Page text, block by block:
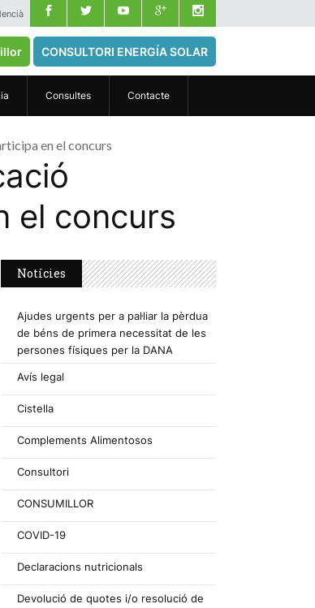
CONSULTORI ENERGÍA SOLAR
Consultes Contacte
en el concurs
el concurs
Notícies
Ajudes urgents per a pal·liar la pèrdua
de béns de primera necessitat de les
persones físiques per la DANA
Avís legal
Cistella
Complements Alimentosos
Consultori
CONSUMILLOR
COVID-19
Declaracions nutricionals
Devolució de quotes i/o resolució de